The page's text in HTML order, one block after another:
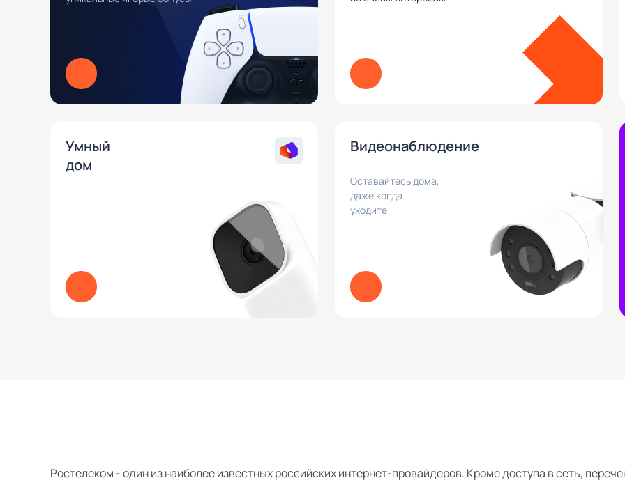
Умный
дом
Видеонаблюдение
Оставайтесь дома,
даже когда
уходите
Ростелеком - один из наиболее известных российских интернет-провайдеров. Кроме доступа в сеть,